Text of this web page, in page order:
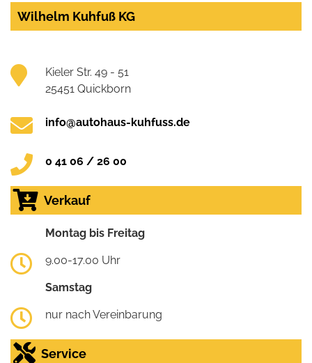
Wilhelm Kuhfuß KG
Kieler Str. 49 - 51
25451 Quickborn
info@autohaus-kuhfuss.de
0 41 06 / 26 00
Verkauf
Montag bis Freitag
9.00-17.00 Uhr
Samstag
nur nach Vereinbarung
Service